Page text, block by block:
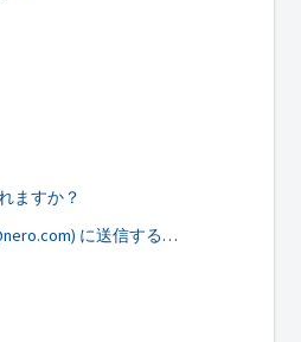
ますか？
NeroSupport.cab やその他のログファイルを Nero (feedback@nero.com) に送信する方法